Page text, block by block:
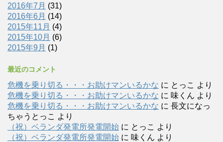
2016年7月 (31)
2016年6月 (14)
2015年11月 (4)
2015年10月 (6)
2015年9月 (1)
最近のコメント
危機を乗り切る・・・お助けマンいるかな に とっこ より
危機を乗り切る・・・お助けマンいるかな に 味くん より
危機を乗り切る・・・お助けマンいるかな に 長文になっ
ちゃうとっこ より
（祝）ベランダ発電所発電開始 に とっこ より
（祝）ベランダ発電所発電開始 に 味くん より